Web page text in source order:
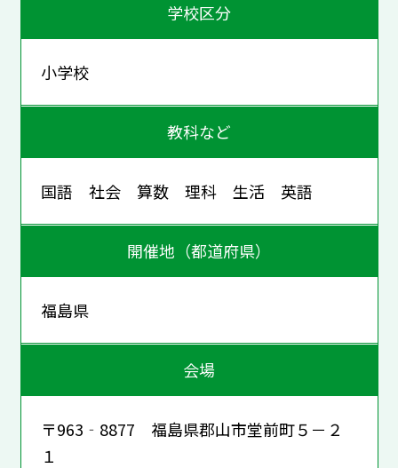
学校区分
小学校
教科など
国語 社会 算数 理科 生活 英語
開催地（都道府県）
福島県
会場
〒963‐8877 福島県郡山市堂前町５－２
１